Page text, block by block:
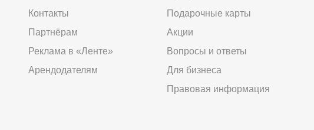
Контакты
Партнёрам
Реклама в «Ленте»
Арендодателям
Подарочные карты
Акции
Вопросы и ответы
Для бизнеса
Правовая информация